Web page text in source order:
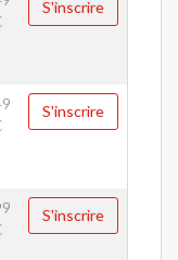
S'inscrire
S'inscrire
S'inscrire